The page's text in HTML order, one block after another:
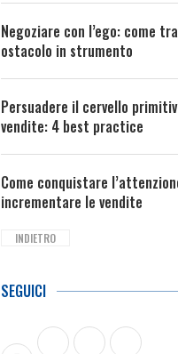
Negoziare con l’ego: come
ostacolo in strumento
Persuadere il cervello
vendite: 4 best practice
Come conquistare
incrementare le vendite
INDIETRO
SEGUICI